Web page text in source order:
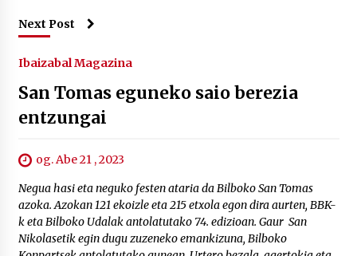
Next Post
Ibaizabal Magazina
San Tomas eguneko saio berezia
entzungai
og. Abe 21 , 2023
Negua hasi eta neguko festen ataria da Bilboko San Tomas
azoka. Azokan 121 ekoizle eta 215 etxola egon dira aurten, BBK-
k eta Bilboko Udalak antolatutako 74. edizioan. Gaur San
Nikolasetik egin dugu zuzeneko emankizuna, Bilboko